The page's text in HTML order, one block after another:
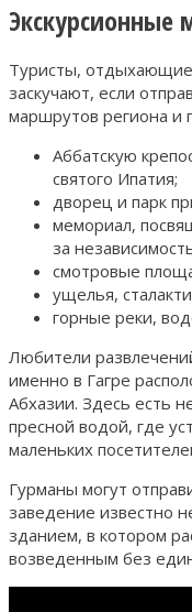
Экскурсионные
Туристы, отдыхающие
заскучают, если
маршрутов региона и
Аббатскую
святого Ипатия;
дворец и парк
мемориал,
за
смотровые
ущелья,
горные реки,
Любители
именно в Гагре
Абхазии. Здесь есть
пресной водой, где
маленьких
Гурманы могут
заведение известно
зданием, в котором
возведенным без